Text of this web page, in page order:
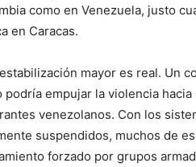
como en Venezuela, justo
en Caracas.
mayor es real. Un
empujar la violencia
venezolanos. Con los
suspendidos, muchos de
forzado por grupos